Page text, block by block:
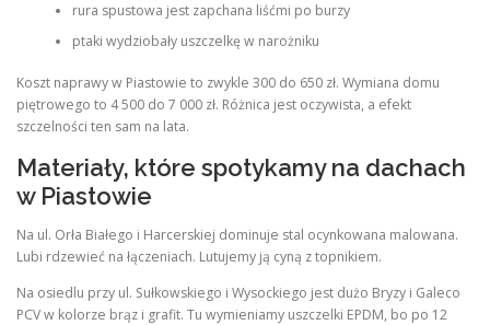
rura spustowa jest zapchana liśćmi po burzy
ptaki wydziobały uszczelkę w narożniku
Koszt naprawy w Piastowie to zwykle 300 do 650 zł. Wymiana domu
piętrowego to 4 500 do 7 000 zł. Różnica jest oczywista, a efekt
szczelności ten sam na lata.
Materiały, które spotykamy na dachach
w Piastowie
Na ul. Orła Białego i Harcerskiej dominuje stal ocynkowana malowana.
Lubi rdzewieć na łączeniach. Lutujemy ją cyną z topnikiem.
Na osiedlu przy ul. Sułkowskiego i Wysockiego jest dużo Bryzy i Galeco
PCV w kolorze brąz i grafit. Tu wymieniamy uszczelki EPDM, bo po 12